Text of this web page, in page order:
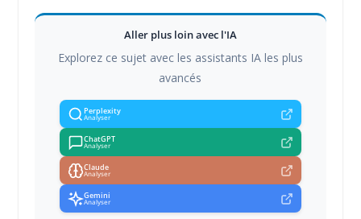
Aller plus loin avec l'IA
Explorez ce sujet avec les assistants IA les plus
avancés
Perplexity
Analyser
ChatGPT
Analyser
Claude
Analyser
Gemini
Analyser